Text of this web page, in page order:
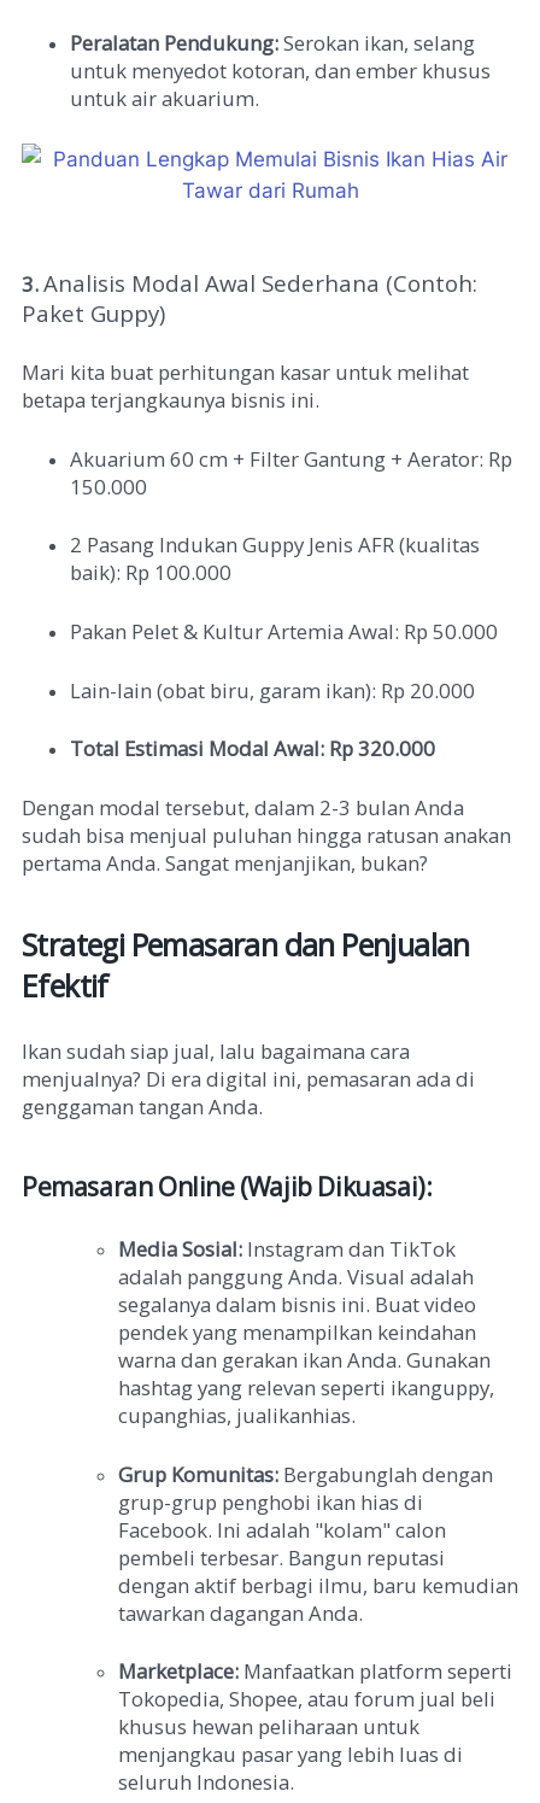
Peralatan Pendukung:Serokan ikan, selang
untuk menyedot kotoran, dan ember khusus
untuk air akuarium.
3.Analisis Modal Awal Sederhana (Contoh:
Paket Guppy)
Mari kita buat perhitungan kasar untuk melihat
betapa terjangkaunya bisnis ini.
Akuarium 60 cm + Filter Gantung + Aerator: Rp
150.000
2 Pasang Indukan Guppy Jenis AFR (kualitas
baik): Rp 100.000
Pakan Pelet & Kultur Artemia Awal: Rp 50.000
Lain-lain (obat biru, garam ikan): Rp 20.000
Total Estimasi Modal Awal: Rp 320.000
Dengan modal tersebut, dalam 2-3 bulan Anda
sudah bisa menjual puluhan hingga ratusan anakan
pertama Anda. Sangat menjanjikan, bukan?
Strategi Pemasaran dan Penjualan
Efektif
Ikan sudah siap jual, lalu bagaimana cara
menjualnya? Di era digital ini, pemasaran ada di
genggaman tangan Anda.
Pemasaran Online (Wajib Dikuasai):
Media Sosial: Instagram dan TikTok
adalah panggung Anda. Visual adalah
segalanya dalam bisnis ini. Buat video
pendek yang menampilkan keindahan
warna dan gerakan ikan Anda. Gunakan
hashtag yang relevan seperti ikanguppy,
cupanghias, jualikanhias.
Grup Komunitas: Bergabunglah dengan
grup-grup penghobi ikan hias di
Facebook. Ini adalah "kolam" calon
pembeli terbesar. Bangun reputasi
dengan aktif berbagi ilmu, baru kemudian
tawarkan dagangan Anda.
Marketplace: Manfaatkan platform seperti
Tokopedia, Shopee, atau forum jual beli
khusus hewan peliharaan untuk
menjangkau pasar yang lebih luas di
seluruh Indonesia.